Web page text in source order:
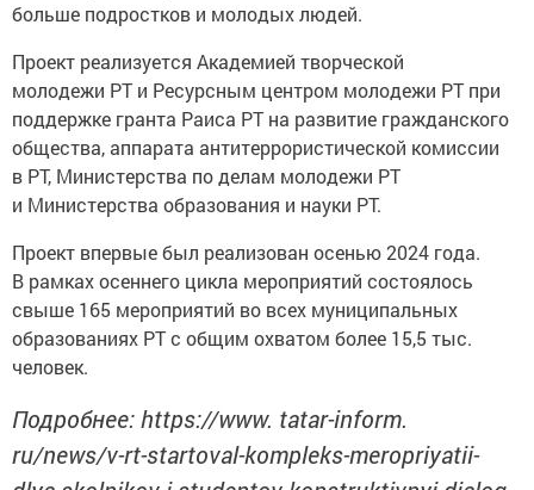
больше подростков и молодых людей.
Проект реализуется Академией творческой
молодежи РТ и Ресурсным центром молодежи РТ при
поддержке гранта Раиса РТ на развитие гражданского
общества, аппарата антитеррористической комиссии
в РТ, Министерства по делам молодежи РТ
и Министерства образования и науки РТ.
Проект впервые был реализован осенью 2024 года.
В рамках осеннего цикла мероприятий состоялось
свыше 165 мероприятий во всех муниципальных
образованиях РТ с общим охватом более 15,5 тыс.
человек.
Подробнее: https://www. tatar-inform.
ru/news/v-rt-startoval-kompleks-meropriyatii-